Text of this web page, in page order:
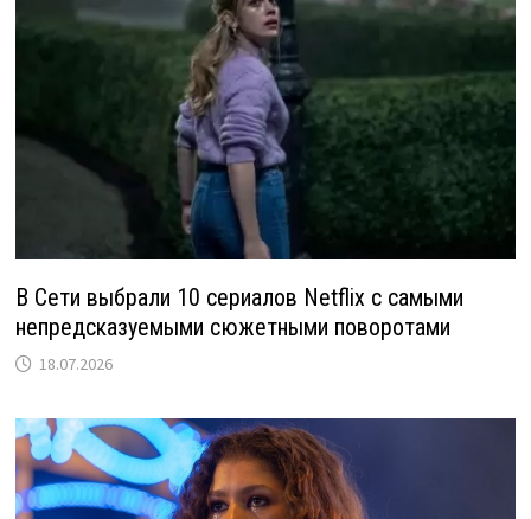
В Сети выбрали 10 сериалов Netflix с самыми
непредсказуемыми сюжетными поворотами
18.07.2026